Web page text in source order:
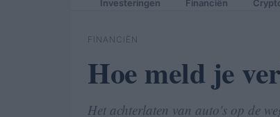
Investeringen Financiën
FINANCIËN
Hoe meld je
Het achterlaten van auto's op de